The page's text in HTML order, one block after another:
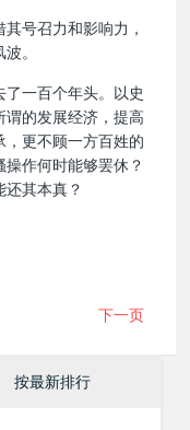
号召力和影响力，
。
一百个年头。以史
的发展经济，提高
更不顾一方百姓的
作何时能够罢休？
其本真？
下一页
按最新排行